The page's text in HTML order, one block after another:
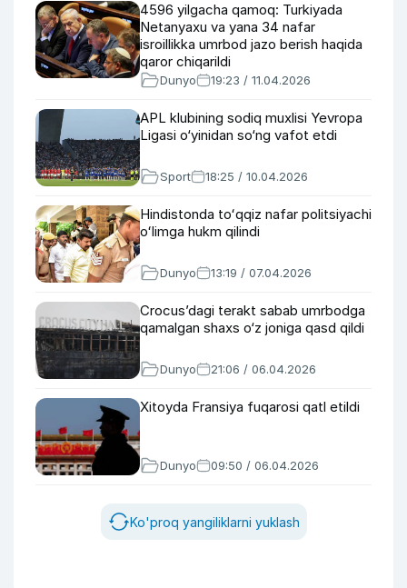
4596 yilgacha qamoq: Turkiyada
Netanyaxu va yana 34 nafar
isroillikka umrbod jazo berish haqida
qaror chiqarildi
Dunyo 19:23 / 11.04.2026
APL klubining sodiq muxlisi Yevropa
Ligasi o‘yinidan so‘ng vafot etdi
Sport 18:25 / 10.04.2026
Hindistonda toʻqqiz nafar politsiyachi
oʻlimga hukm qilindi
Dunyo 13:19 / 07.04.2026
Crocus’dagi terakt sabab umrbodga
qamalgan shaxs o‘z joniga qasd qildi
Dunyo 21:06 / 06.04.2026
Xitoyda Fransiya fuqarosi qatl etildi
Dunyo 09:50 / 06.04.2026
Ko'proq yangiliklarni yuklash